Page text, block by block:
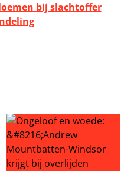
bij slachtoffer